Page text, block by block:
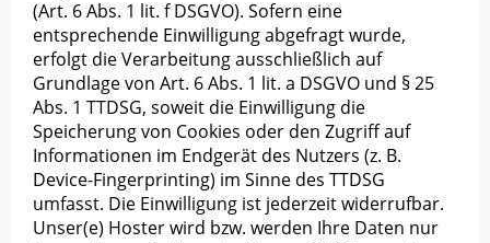
(Art. 6 Abs. 1 lit. f DSGVO). Sofern eine
entsprechende Einwilligung abgefragt wurde,
erfolgt die Verarbeitung ausschließlich auf
Grundlage von Art. 6 Abs. 1 lit. a DSGVO und § 25
Abs. 1 TTDSG, soweit die Einwilligung die
Speicherung von Cookies oder den Zugriff auf
Informationen im Endgerät des Nutzers (z. B.
Device-Fingerprinting) im Sinne des TTDSG
umfasst. Die Einwilligung ist jederzeit widerrufbar.
Unser(e) Hoster wird bzw. werden Ihre Daten nur